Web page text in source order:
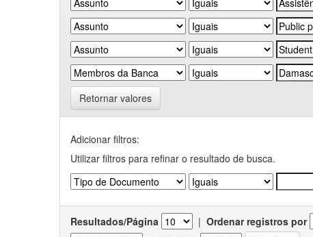
Retornar valores
Adicionar filtros:
Utilizar filtros para refinar o resultado de busca.
Resultados/Página | Ordenar registros por